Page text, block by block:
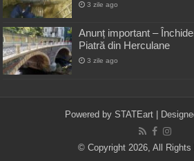
3 zile ago
Anunț important –
Piatră din Herculane
3 zile ago
Powered by STATEart|
© Copyright 2026, All Rights